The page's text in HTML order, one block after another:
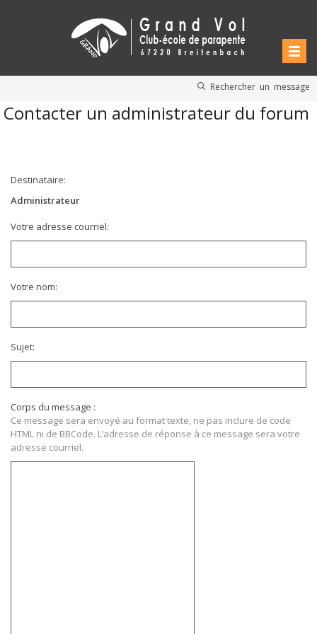
Rechercher un message
Contacter un administrateur du forum
Destinataire:
Administrateur
Votre adresse courriel:
Votre nom:
Sujet:
Corps du message :
Ce message sera envoyé au format texte, ne pas inclure de code
HTML ni de BBCode. L’adresse de réponse à ce message sera votre
adresse courriel.